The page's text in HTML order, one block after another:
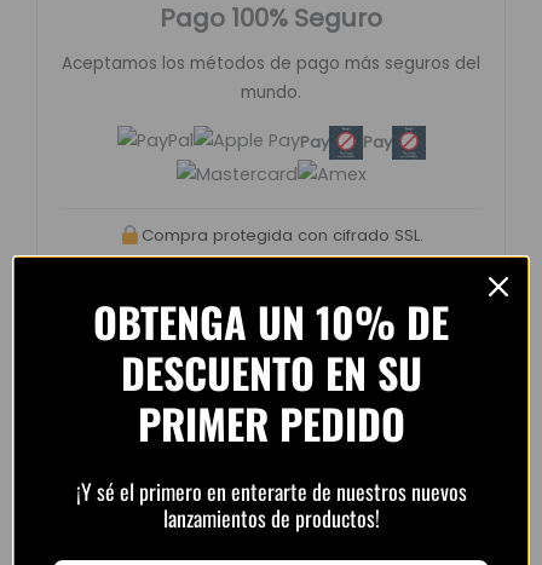
Pago 100% Seguro
Aceptamos los métodos de pago más seguros del
mundo.
Pay Pay
Compra protegida con cifrado SSL.
Opiniones de clientes –
PlayFutbol
opiniones
OBTENGA UN 10% DE
DESCUENTO EN SU
PRIMER PEDIDO
¡Y sé el primero en enterarte de nuestros nuevos
lanzamientos de productos!